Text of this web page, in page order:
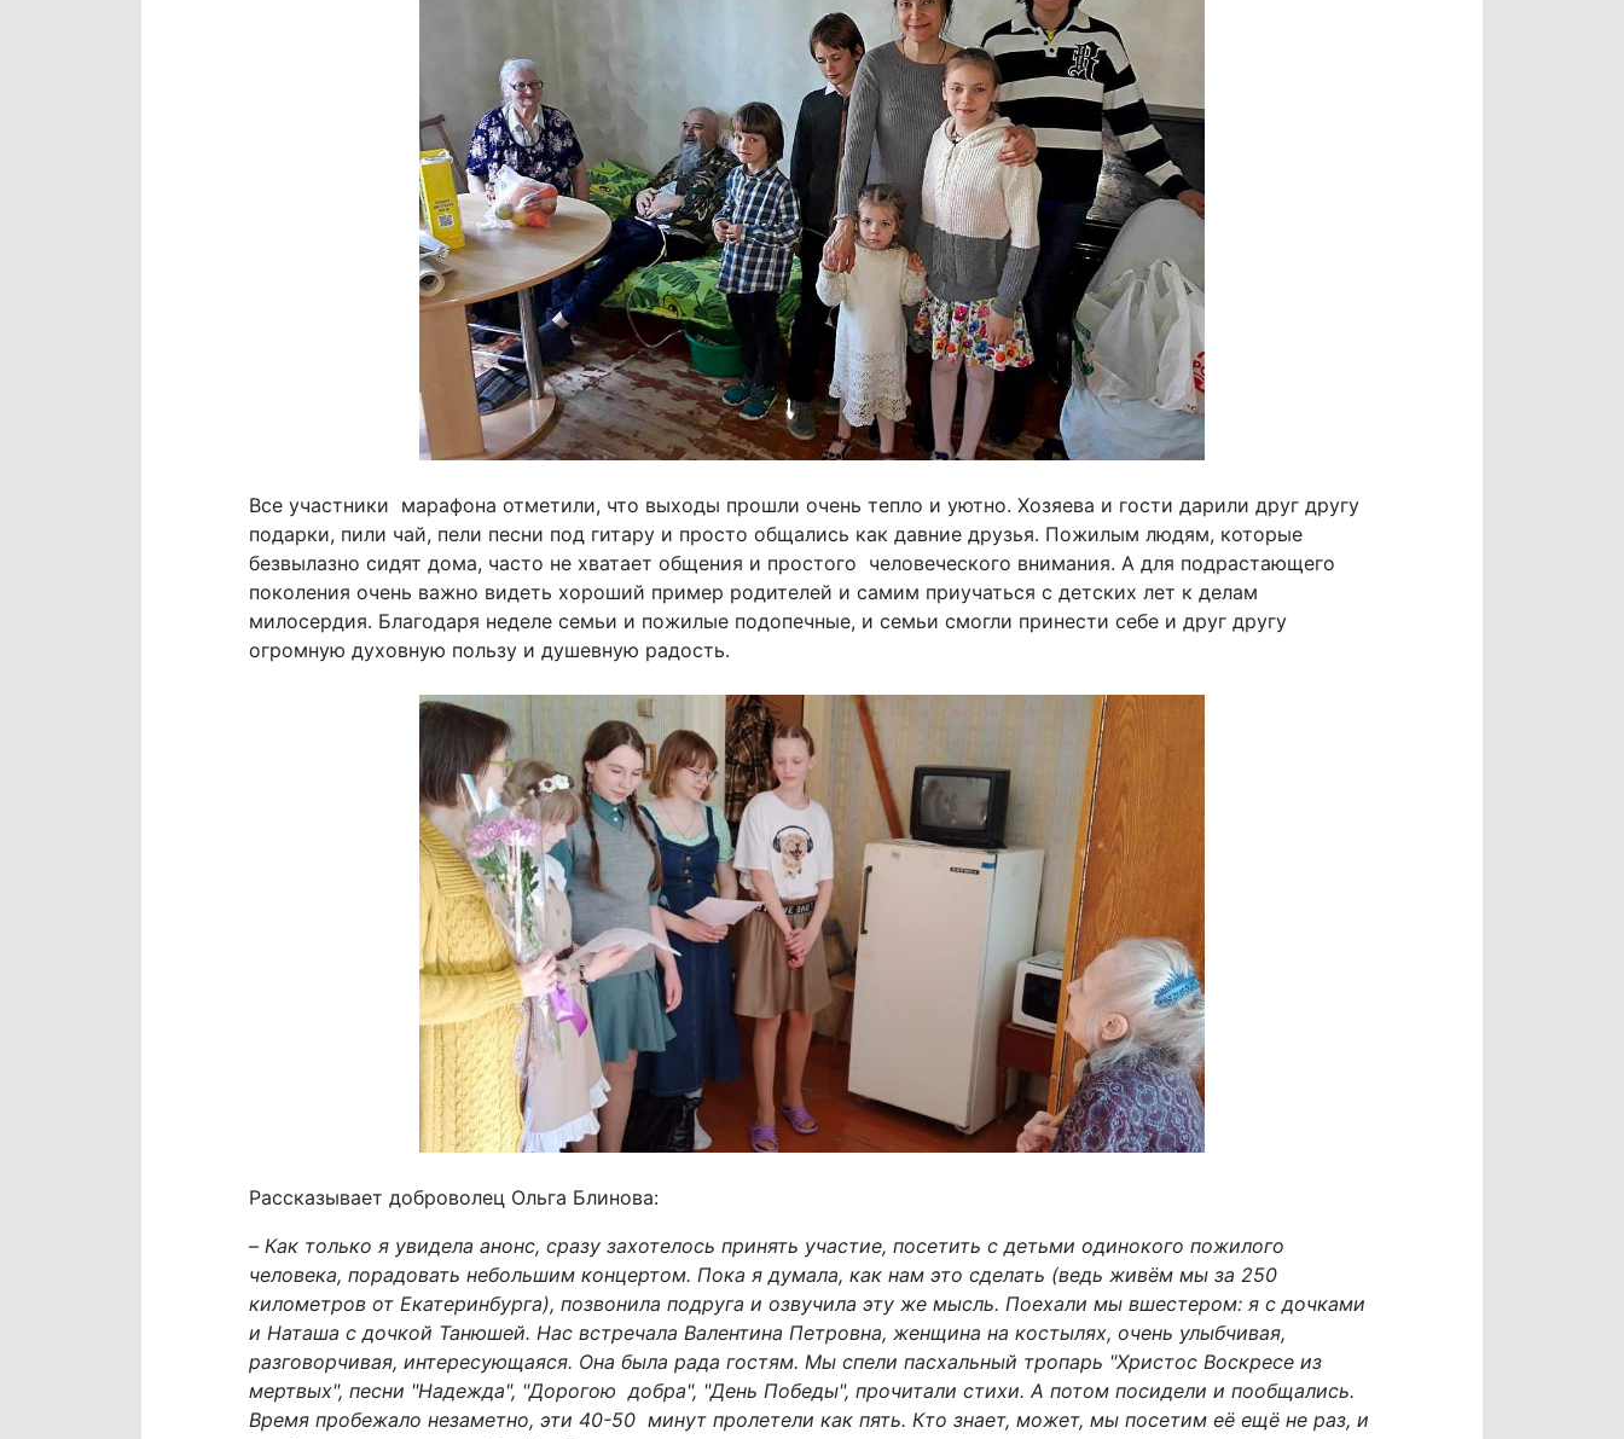
Все участники марафона отметили, что выходы прошли очень тепло и уютно. Хозяева и гости дарили друг другу
подарки, пили чай, пели песни под гитару и просто общались как давние друзья. Пожилым людям, которые
безвылазно сидят дома, часто не хватает общения и простого человеческого внимания. А для подрастающего
поколения очень важно видеть хороший пример родителей и самим приучаться с детских лет к делам
милосердия. Благодаря неделе семьи и пожилые подопечные, и семьи смогли принести себе и друг другу
огромную духовную пользу и душевную радость.
Рассказывает доброволец Ольга Блинова:
– Как только я увидела анонс, сразу захотелось принять участие, посетить с детьми одинокого пожилого
человека, порадовать небольшим концертом. Пока я думала, как нам это сделать (ведь живём мы за 250
километров от Екатеринбурга), позвонила подруга и озвучила эту же мысль. Поехали мы вшестером: я с дочками
и Наташа с дочкой Танюшей. Нас встречала Валентина Петровна, женщина на костылях, очень улыбчивая,
разговорчивая, интересующаяся. Она была рада гостям. Мы спели пасхальный тропарь "Христос Воскресе из
мертвых", песни "Надежда", "Дорогою добра", "День Победы", прочитали стихи. А потом посидели и пообщались.
Время пробежало незаметно, эти 40-50 минут пролетели как пять. Кто знает, может, мы посетим её ещё не раз, и